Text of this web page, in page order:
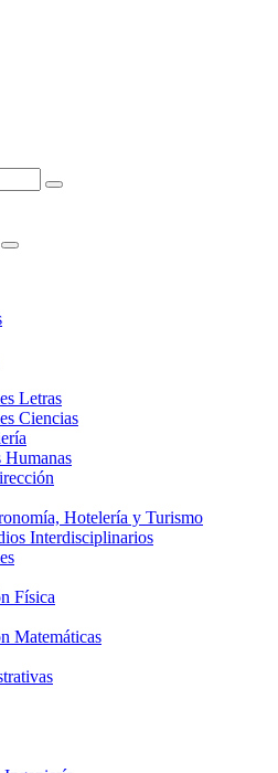
Letras
Ciencias
Humanas
Hotelería y Turismo
Interdisciplinarios
Física
Matemáticas